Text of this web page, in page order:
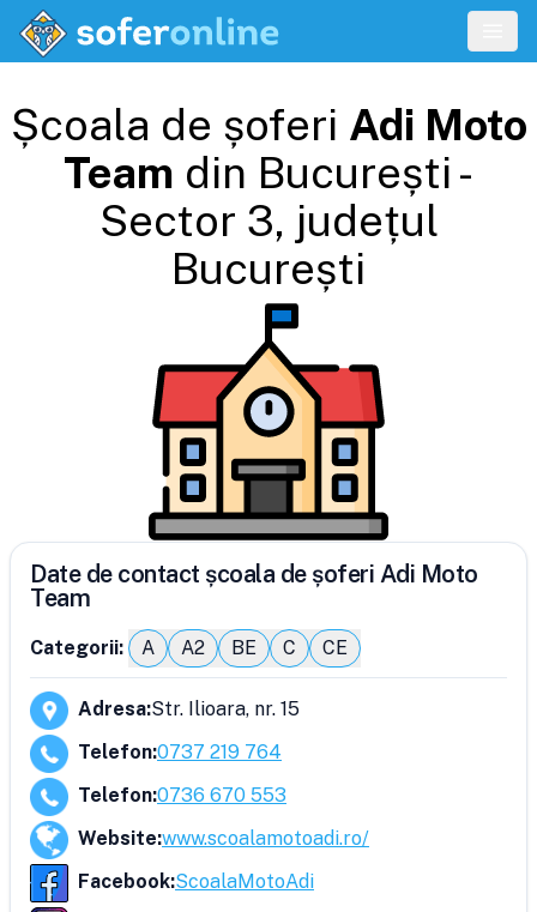
Școala de șoferi Adi Moto
Team din București -
Sector 3, județul
București
Date de contact școala de șoferi Adi Moto
Team
Categorii: A A2 BE C CE
Adresa:Str. Ilioara, nr. 15
Telefon:0737 219 764
Telefon:0736 670 553
Website:www.scoalamotoadi.ro/
Facebook:ScoalaMotoAdi